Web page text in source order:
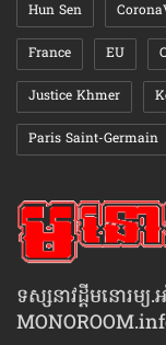
Hun Sen
France EU
Justice Khmer
Paris Saint-Germain
ទស្សនាវដ្ដីមនោរម្យ.